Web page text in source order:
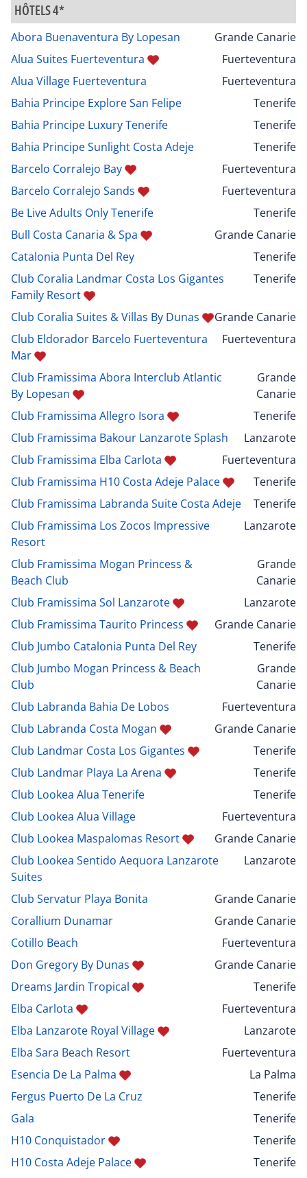
HÔTELS 4*
Abora Buenaventura By Lopesan
Grande Canarie
Alua Suites Fuerteventura
Fuerteventura
Alua Village Fuerteventura
Fuerteventura
Bahia Principe Explore San Felipe
Tenerife
Bahia Principe Luxury Tenerife
Tenerife
Bahia Principe Sunlight Costa Adeje
Tenerife
Barcelo Corralejo Bay
Fuerteventura
Barcelo Corralejo Sands
Fuerteventura
Be Live Adults Only Tenerife
Tenerife
Bull Costa Canaria & Spa
Grande Canarie
Catalonia Punta Del Rey
Tenerife
Club Coralia Landmar Costa Los Gigantes
Family Resort
Tenerife
Club Coralia Suites & Villas By Dunas
Grande Canarie
Club Eldorador Barcelo Fuerteventura
Mar
Fuerteventura
Club Framissima Abora Interclub Atlantic
By Lopesan
Grande
Canarie
Club Framissima Allegro Isora
Tenerife
Club Framissima Bakour Lanzarote Splash
Lanzarote
Club Framissima Elba Carlota
Fuerteventura
Club Framissima H10 Costa Adeje Palace
Tenerife
Club Framissima Labranda Suite Costa Adeje
Tenerife
Club Framissima Los Zocos Impressive
Resort
Lanzarote
Club Framissima Mogan Princess &
Beach Club
Grande
Canarie
Club Framissima Sol Lanzarote
Lanzarote
Club Framissima Taurito Princess
Grande Canarie
Club Jumbo Catalonia Punta Del Rey
Tenerife
Club Jumbo Mogan Princess & Beach
Club
Grande
Canarie
Club Labranda Bahia De Lobos
Fuerteventura
Club Labranda Costa Mogan
Grande Canarie
Club Landmar Costa Los Gigantes
Tenerife
Club Landmar Playa La Arena
Tenerife
Club Lookea Alua Tenerife
Tenerife
Club Lookea Alua Village
Fuerteventura
Club Lookea Maspalomas Resort
Grande Canarie
Club Lookea Sentido Aequora Lanzarote
Suites
Lanzarote
Club Servatur Playa Bonita
Grande Canarie
Corallium Dunamar
Grande Canarie
Cotillo Beach
Fuerteventura
Don Gregory By Dunas
Grande Canarie
Dreams Jardin Tropical
Tenerife
Elba Carlota
Fuerteventura
Elba Lanzarote Royal Village
Lanzarote
Elba Sara Beach Resort
Fuerteventura
Esencia De La Palma
La Palma
Fergus Puerto De La Cruz
Tenerife
Gala
Tenerife
H10 Conquistador
Tenerife
H10 Costa Adeje Palace
Tenerife